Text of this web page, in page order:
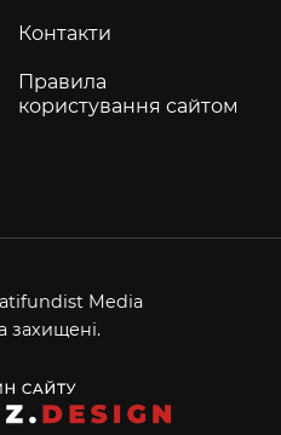
Контакти
Правила
користування сайтом
Media
захищені.